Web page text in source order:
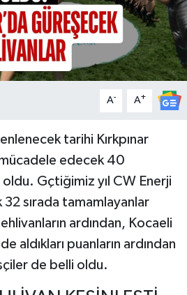
A- A+
tarihi Kırkpınar
mücadele edecek 40
Gçtiğimiz yıl CW Enerji
32 sırada tamamlayanlar
ardından, Kocaeli
aldıkları puanların ardından
de belli oldu.